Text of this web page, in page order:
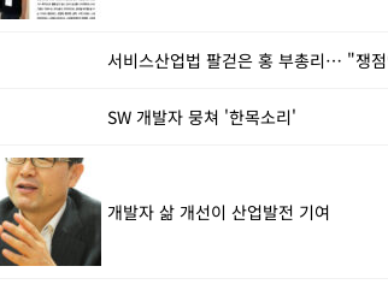
서비스산업법 팔걷은 홍 부총리… "쟁
SW 개발자 뭉쳐 '한목소리'
개발자 삶 개선이 산업발전 기여